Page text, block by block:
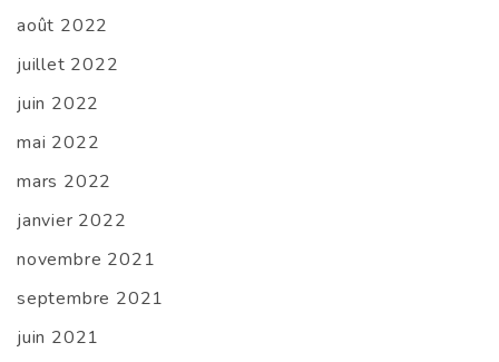
août 2022
juillet 2022
juin 2022
mai 2022
mars 2022
janvier 2022
novembre 2021
septembre 2021
juin 2021